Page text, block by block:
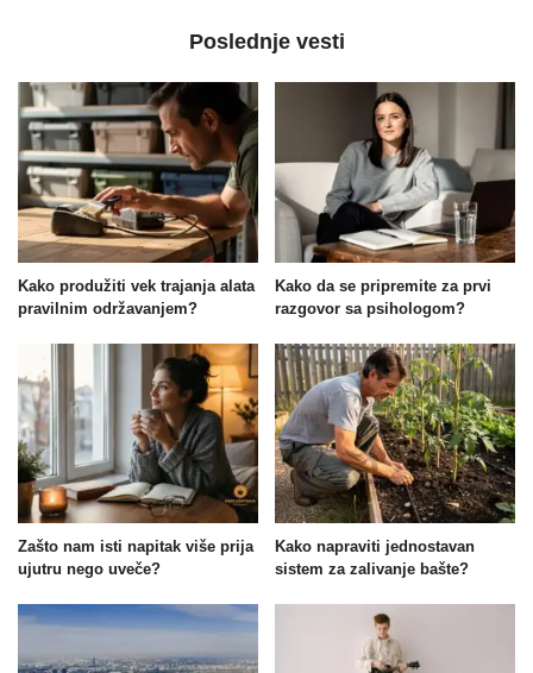
Poslednje vesti
Kako produžiti vek trajanja alata
pravilnim održavanjem?
Kako da se pripremite za prvi
razgovor sa psihologom?
Zašto nam isti napitak više prija
ujutru nego uveče?
Kako napraviti jednostavan
sistem za zalivanje bašte?